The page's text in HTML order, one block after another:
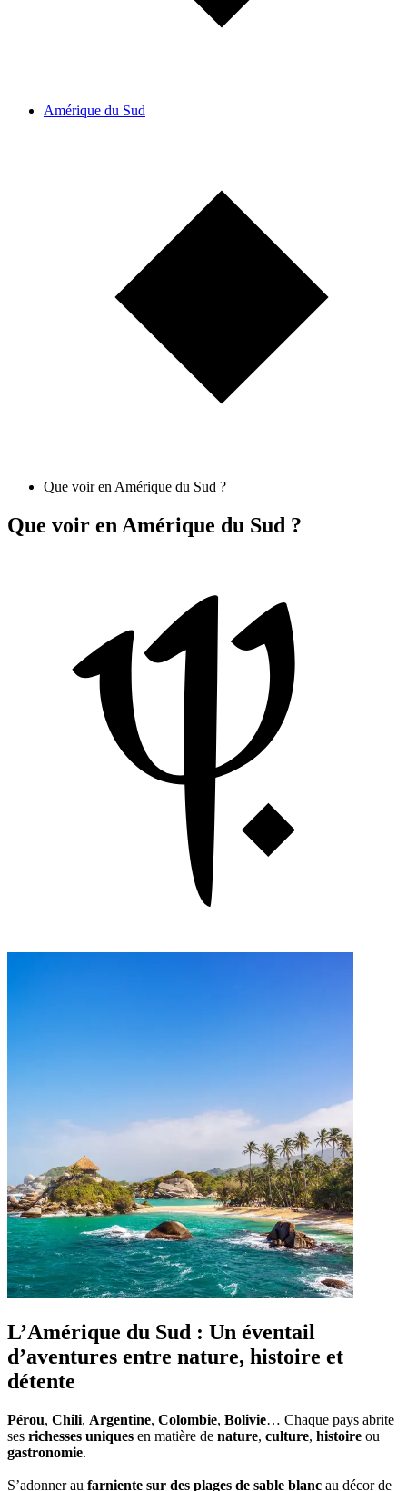
Amérique du Sud
Que voir en Amérique du Sud ?
Que voir en Amérique du Sud ?
L’Amérique du Sud : Un éventail
d’aventures entre nature, histoire et
détente
Pérou, Chili, Argentine, Colombie, Bolivie… Chaque pays abrite
ses richesses uniques en matière de nature, culture, histoire ou
gastronomie.
S’adonner au farniente sur des plages de sable blanc au décor de